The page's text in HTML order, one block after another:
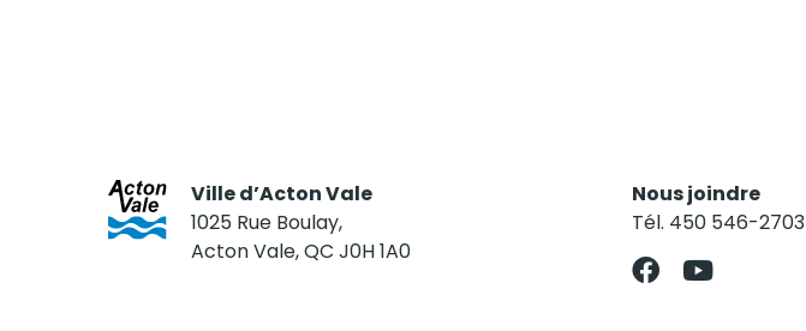
Ville d’Acton Vale
1025 Rue Boulay,
Acton Vale, QC J0H 1A0
Nous joindre
Tél. 450 546-2703